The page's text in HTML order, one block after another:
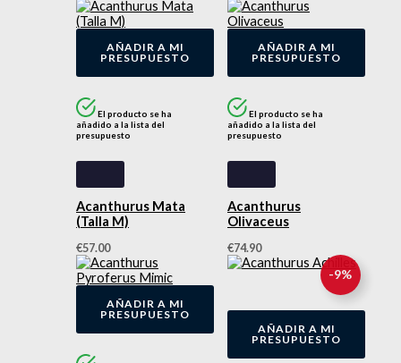
AÑADIR A MI
PRESUPUESTO
El producto se ha
añadido a la lista del
presupuesto
Acanthurus Mata
(Talla M)
€57.00
AÑADIR A MI
PRESUPUESTO
El producto se ha
añadido a la lista del
presupuesto
Acanthurus
Olivaceus
€74.90
AÑADIR A MI
PRESUPUESTO
-9%
AÑADIR A MI
PRESUPUESTO
El
El
precio
actual